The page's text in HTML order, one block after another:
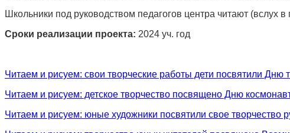
Школьники под руководством педагогов центра читают (вслух
Сроки реализации проекта: 2024 уч. год
Читаем и рисуем: свои творческие работы дети посвятили Дню
Читаем и рисуем: детское творчество посвящено Дню
Читаем и рисуем: юные художники посвятили свое творчество